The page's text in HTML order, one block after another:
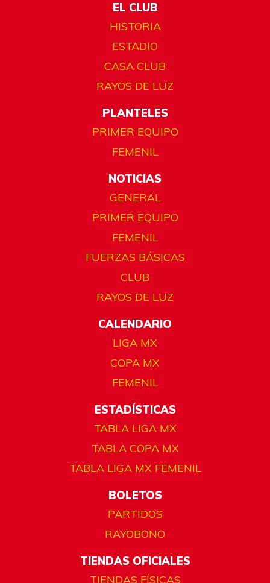
EL CLUB
HISTORIA
ESTADIO
CASA CLUB
RAYOS DE LUZ
PLANTELES
PRIMER EQUIPO
FEMENIL
NOTICIAS
GENERAL
PRIMER EQUIPO
FEMENIL
FUERZAS BÁSICAS
CLUB
RAYOS DE LUZ
CALENDARIO
LIGA MX
COPA MX
FEMENIL
ESTADÍSTICAS
TABLA LIGA MX
TABLA COPA MX
TABLA LIGA MX FEMENIL
BOLETOS
PARTIDOS
RAYOBONO
TIENDAS OFICIALES
TIENDAS FÍSICAS